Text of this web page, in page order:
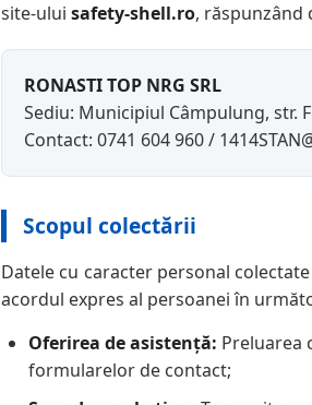
site-ului safety-shell.ro, răspunzând
RONASTI TOP NRG SRL
Sediu: Municipiul Câmpulung, str.
Contact: 0741 604 960 /
Scopul colectării
Datele cu caracter personal
acordul expres al persoanei în
Oferirea de asistență: Preluarea
formularelor de contact;